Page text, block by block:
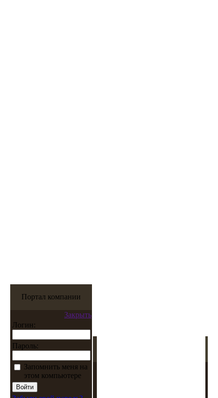
Портал компании
Закрыть
Логин:
Пароль:
Запомнить меня на
этом компьютере
Забыли свой пароль?